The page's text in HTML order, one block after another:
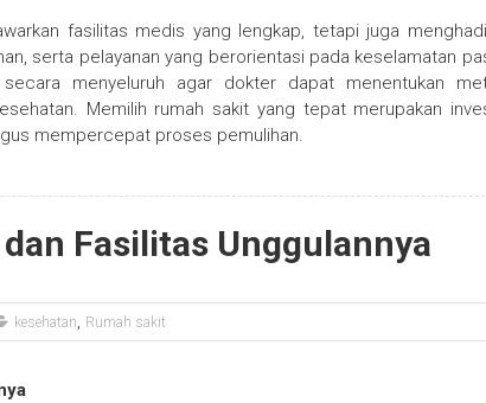
fasilitas medis yang lengkap, tetapi juga
serta pelayanan yang berorientasi pada keselamatan
menyeluruh agar dokter dapat menentukan
Memilih rumah sakit yang tepat merupakan
mempercepat proses pemulihan.
Fasilitas Unggulannya
kesehatan, Rumah sakit